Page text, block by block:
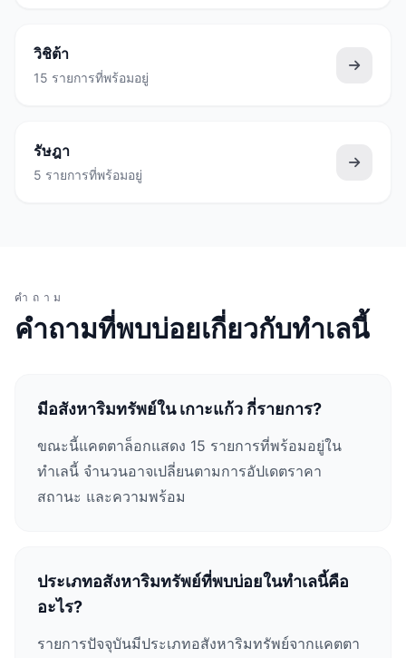
วิชิต้า
15 รายการที่พร้อมอยู่
รัษฎา
5 รายการที่พร้อมอยู่
คำถาม
คำถามที่พบบ่อยเกี่ยวกับทำเลนี้
มีอสังหาริมทรัพย์ใน เกาะแก้ว กี่รายการ?
ขณะนี้แคตตาล็อกแสดง 15 รายการที่พร้อมอยู่ใน
ทำเลนี้ จำนวนอาจเปลี่ยนตามการอัปเดตราคา
สถานะ และความพร้อม
ประเภทอสังหาริมทรัพย์ที่พบบ่อยในทำเลนี้คือ
อะไร?
รายการปัจจุบันมีประเภทอสังหาริมทรัพย์จากแคตตา